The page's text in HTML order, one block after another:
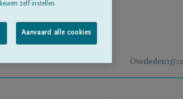
Overleden17/
zelf instellen.
Aanvaard alle cookies